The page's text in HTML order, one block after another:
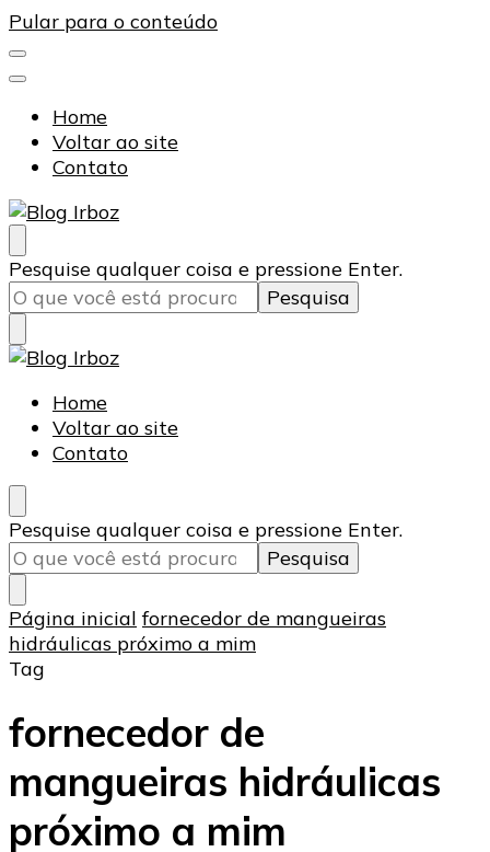
Pular para o conteúdo
Home
Voltar ao site
Contato
Blog Irboz
Blog de Lubrificação Industrial
Procurando
algo?
Pesquise qualquer coisa e pressione Enter.
Blog Irboz
Blog de Lubrificação Industrial
Home
Voltar ao site
Contato
Procurando
algo?
Pesquise qualquer coisa e pressione Enter.
Página inicial fornecedor de mangueiras
hidráulicas próximo a mim
Tag
fornecedor de
mangueiras hidráulicas
próximo a mim